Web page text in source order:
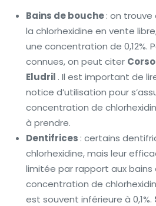
Bains de bouche: on
la chlorhexidine en vente
une concentration de 0,12%.
connues, on peut citer
Eludril . Il est important de
notice d’utilisation pour
concentration de
à prendre.
Dentifrices : certains
chlorhexidine, mais leur
limitée par rapport aux bains
concentration de
est souvent inférieure à 0,1%.